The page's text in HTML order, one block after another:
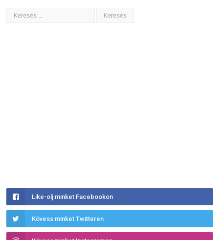
Like-olj minket Facebookon
Kövess minket Twitteren